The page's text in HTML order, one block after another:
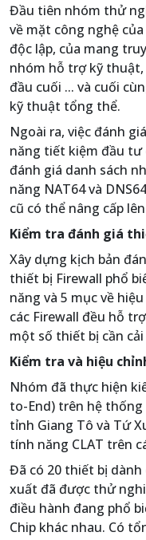
Đầu tiên nhóm thử
về mặt công nghệ
độc lập, của mang
nhóm hỗ trợ kỹ
đầu cuối ... và cuối
kỹ thuật tổng thể.
Ngoài ra, việc đánh
năng tiết kiệm đầu tư
đánh giá danh sách
năng NAT64 và
cũ có thể nâng cấp
Kiểm tra đánh giá
Xây dựng kịch bản
thiết bị Firewall phổ
năng và 5 mục về
các Firewall đều hỗ
một số thiết bị cần
Kiểm tra và hiệu
Nhóm đã thực hiện
to-End) trên hệ thống
tỉnh Giang Tô và Tứ
tính năng CLAT trên
Đã có 20 thiết bị dành
xuất đã được thử
điều hành đang phổ
Chip khác nhau. Có